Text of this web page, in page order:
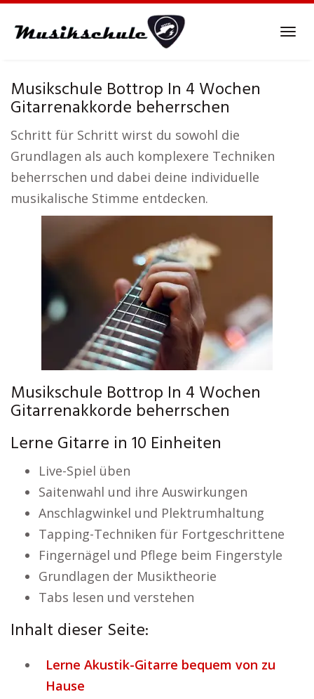
Musikschule Bottrop In 4 Wochen
Gitarrenakkorde beherrschen
Schritt für Schritt wirst du sowohl die
Grundlagen als auch komplexere Techniken
beherrschen und dabei deine individuelle
musikalische Stimme entdecken.
Musikschule Bottrop In 4 Wochen
Gitarrenakkorde beherrschen
Lerne Gitarre in 10 Einheiten
Live-Spiel üben
Saitenwahl und ihre Auswirkungen
Anschlagwinkel und Plektrumhaltung
Tapping-Techniken für Fortgeschrittene
Fingernägel und Pflege beim Fingerstyle
Grundlagen der Musiktheorie
Tabs lesen und verstehen
Inhalt dieser Seite:
Lerne Akustik-Gitarre bequem von zu
Hause